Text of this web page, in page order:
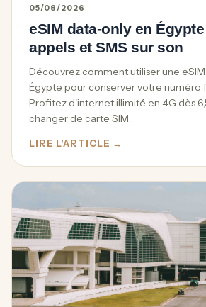
05/08/2026
eSIM data-only en
appels et SMS sur son
Découvrez comment utiliser une
Égypte pour conserver votre numéro
Profitez d'internet illimité en 4G dès
changer de carte SIM.
LIRE L'ARTICLE →